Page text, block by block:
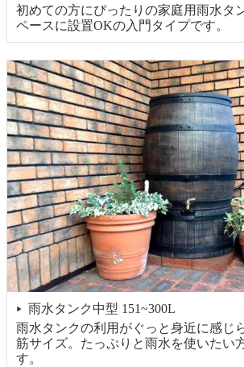
初めての方にぴったりの家庭用雨水タ
ペースに設置OKの入門タイプです。
▶
雨水タンク中型 151~300L
雨水タンクの利用がぐっと身近に感じ
筋サイズ。たっぷりと雨水を使いたい
す。